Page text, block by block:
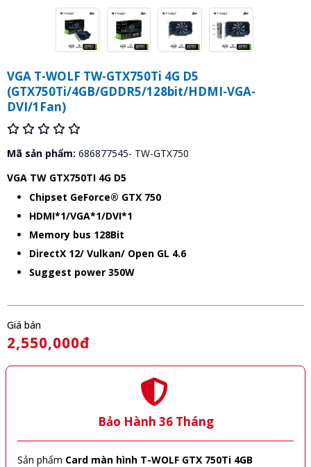
VGA T-WOLF TW-GTX750Ti 4G D5
(GTX750Ti/4GB/GDDR5/128bit/HDMI-VGA-
DVI/1Fan)
Mã sản phẩm: 686877545- TW-GTX750
VGA TW GTX750TI 4G D5
Chipset GeForce® GTX 750
HDMI*1/VGA*1/DVI*1
Memory bus 128Bit
DirectX 12/ Vulkan/ Open GL 4.6
Suggest power 350W
Giá bán
2,550,000đ
Bảo Hành 36 Tháng
Sản phẩm Card màn hình T-WOLF GTX 750Ti 4GB